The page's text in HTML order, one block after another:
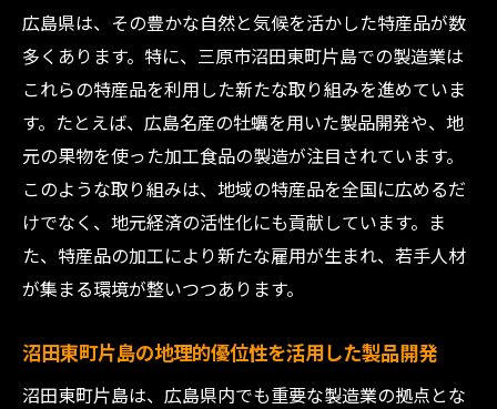
広島県は、その豊かな自然と気候を活かした特産品が数
多くあります。特に、三原市沼田東町片島での製造業は
これらの特産品を利用した新たな取り組みを進めていま
す。たとえば、広島名産の牡蠣を用いた製品開発や、地
元の果物を使った加工食品の製造が注目されています。
このような取り組みは、地域の特産品を全国に広めるだ
けでなく、地元経済の活性化にも貢献しています。ま
た、特産品の加工により新たな雇用が生まれ、若手人材
が集まる環境が整いつつあります。
沼田東町片島の地理的優位性を活用した製品開発
沼田東町片島は、広島県内でも重要な製造業の拠点とな